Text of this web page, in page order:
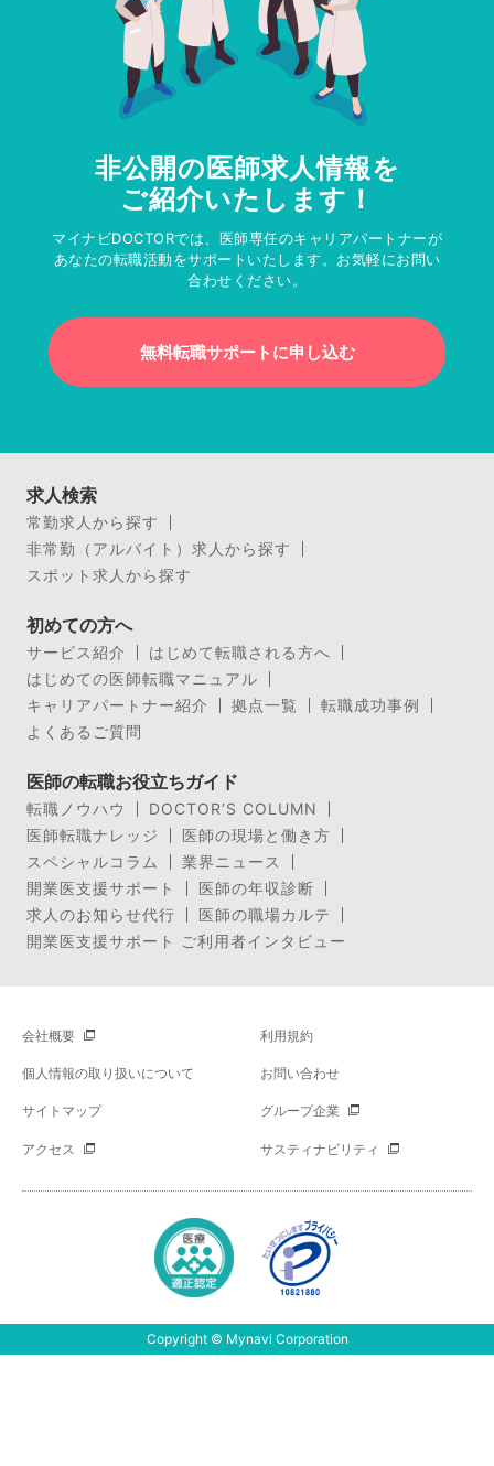
非公開の医師求人情報を
ご紹介いたします！
マイナビDOCTORでは、医師専任のキャリアパートナーが
あなたの転職活動をサポートいたします。お気軽にお問い
合わせください。
無料転職サポートに申し込む
求人検索
常勤求人から探す
非常勤（アルバイト）求人から探す
スポット求人から探す
初めての方へ
サービス紹介
はじめて転職される方へ
はじめての医師転職マニュアル
キャリアパートナー紹介
拠点一覧
転職成功事例
よくあるご質問
医師の転職お役立ちガイド
転職ノウハウ
DOCTOR’S COLUMN
医師転職ナレッジ
医師の現場と働き方
スペシャルコラム
業界ニュース
開業医支援サポート
医師の年収診断
求人のお知らせ代行
医師の職場カルテ
開業医支援サポート ご利用者インタビュー
会社概要 利用規約
個人情報の取り扱いについて お問い合わせ
サイトマップ グループ企業
アクセス サスティナビリティ
Copyright © Mynavi Corporation